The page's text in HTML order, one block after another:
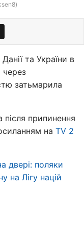
та України в
затьмарила
припинення
на TV 2
двері: поляки
на Лігу націй